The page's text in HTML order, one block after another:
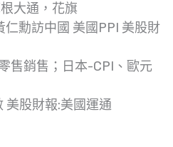
大通，花旗
勳訪中國 美國PPI 美股財
售銷售；日本-CPI、歐元
美股財報:美國運通